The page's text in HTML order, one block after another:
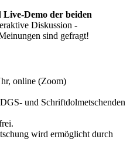
Live-Demo der beiden
Diskussion -
sind gefragt!
online (Zoom)
und Schriftdolmetschenden
wird ermöglicht durch